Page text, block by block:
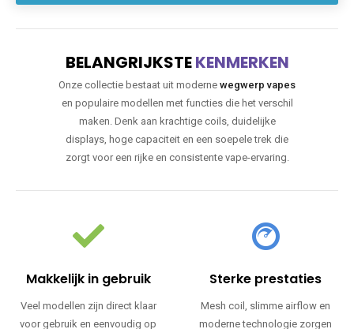
BELANGRIJKSTEKENMERKEN
Onze collectie bestaat uit moderne wegwerp vapes
en populaire modellen met functies die het verschil
maken. Denk aan krachtige coils, duidelijke
displays, hoge capaciteit en een soepele trek die
zorgt voor een rijke en consistente vape-ervaring.
Makkelijk in gebruik
Veel modellen zijn direct klaar
voor gebruik en eenvoudig op
Sterke prestaties
Mesh coil, slimme airflow en
moderne technologie zorgen